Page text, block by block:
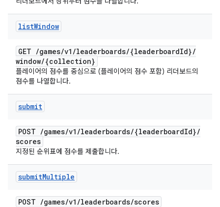
listWindow
GET /games/v1 /leaderboards/{leaderboardId}/
window/{collection}
플레이어의 점수를 중심으로 (플레이어의 점수 포함) 리더보드의
점수를 나열합니다.
submit
POST /games/v1 /leaderboards/{leaderboardId}/
scores
지정된 순위표에 점수를 제출합니다.
submitMultiple
POST /games/v1 /leaderboards/scores